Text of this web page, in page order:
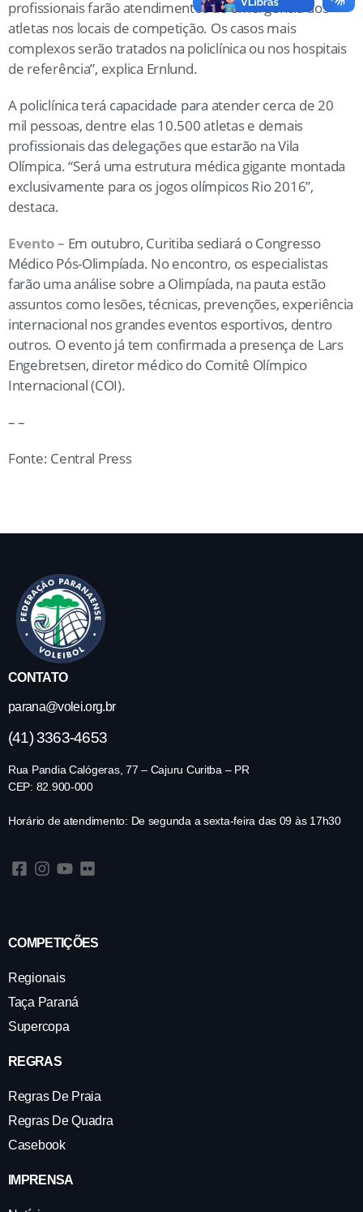
profissionais farão atendimentos de emergência dos
atletas nos locais de competição. Os casos mais
complexos serão tratados na policlínica ou nos hospitais
de referência”, explica Ernlund.
A policlínica terá capacidade para atender cerca de 20
mil pessoas, dentre elas 10.500 atletas e demais
profissionais das delegações que estarão na Vila
Olímpica. “Será uma estrutura médica gigante montada
exclusivamente para os jogos olímpicos Rio 2016”,
destaca.
Evento – Em outubro, Curitiba sediará o Congresso
Médico Pós-Olimpíada. No encontro, os especialistas
farão uma análise sobre a Olimpíada, na pauta estão
assuntos como lesões, técnicas, prevenções, experiência
internacional nos grandes eventos esportivos, dentro
outros. O evento já tem confirmada a presença de Lars
Engebretsen, diretor médico do Comitê Olímpico
Internacional (COI).
– –
Fonte: Central Press
CONTATO
parana@volei.org.br
(41) 3363-4653
Rua Pandia Calógeras, 77 – Cajuru Curitba – PR
CEP: 82.900-000
Horário de atendimento: De segunda a sexta-feira das 09 às 17h30
COMPETIÇÕES
Regionais
Taça Paraná
Supercopa
REGRAS
Regras De Praia
Regras De Quadra
Casebook
IMPRENSA